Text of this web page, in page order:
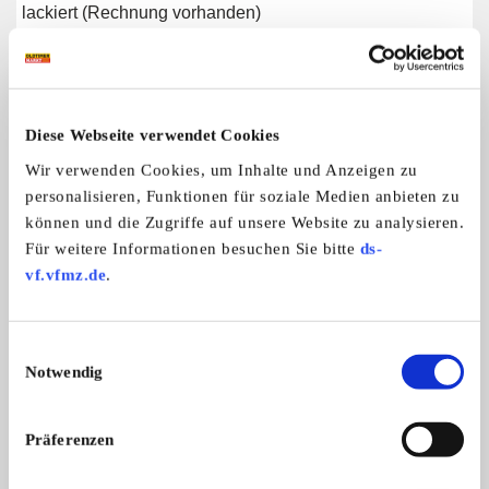
Diese Webseite verwendet Cookies
Wir verwenden Cookies, um Inhalte und Anzeigen zu
personalisieren, Funktionen für soziale Medien anbieten zu
können und die Zugriffe auf unsere Website zu analysieren.
Für weitere Informationen besuchen Sie bitte ds-
vf.vfmz.de.
Notwendig
Präferenzen
lackiert (Rechnung vorhanden)
8.000,- €